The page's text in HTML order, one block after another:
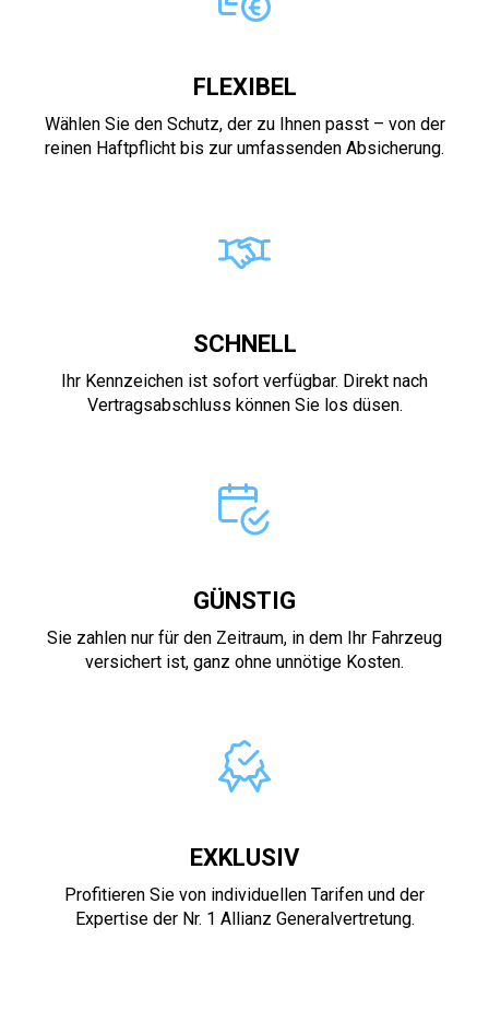
FLEXIBEL
Wählen Sie den Schutz, der zu Ihnen passt – von der
reinen Haftpflicht bis zur umfassenden Absicherung.
SCHNELL
Ihr Kennzeichen ist sofort verfügbar. Direkt nach
Vertragsabschluss können Sie los düsen.
GÜNSTIG
Sie zahlen nur für den Zeitraum, in dem Ihr Fahrzeug
versichert ist, ganz ohne unnötige Kosten.
EXKLUSIV
Profitieren Sie von individuellen Tarifen und der
Expertise der Nr. 1 Allianz Generalvertretung.